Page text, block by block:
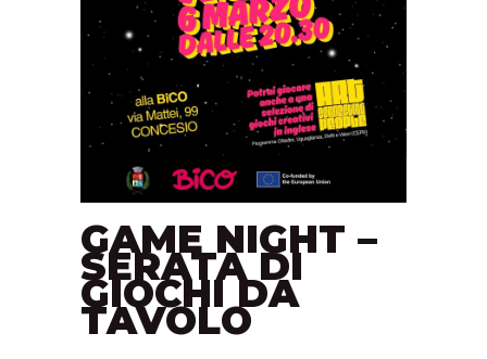
GAME NIGHT –
SERATA DI
GIOCHI DA
TAVOLO